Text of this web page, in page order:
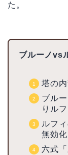
た。
ブルーノvs
塔の
ブル
りル
ルフ
無効化
六式